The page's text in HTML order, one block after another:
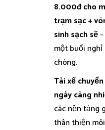
8.000đ cho
trạm sạc +
sinh sạch sẽ
một buổi
chóng.
Tài xế
ngày càng
các nền tảng
thân thiện